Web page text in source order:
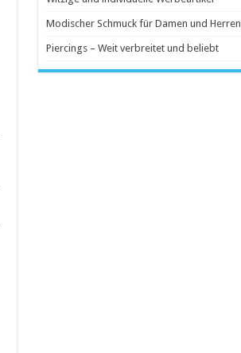
Modischer Schmuck für Damen und Herren
Piercings – Weit verbreitet und beliebt